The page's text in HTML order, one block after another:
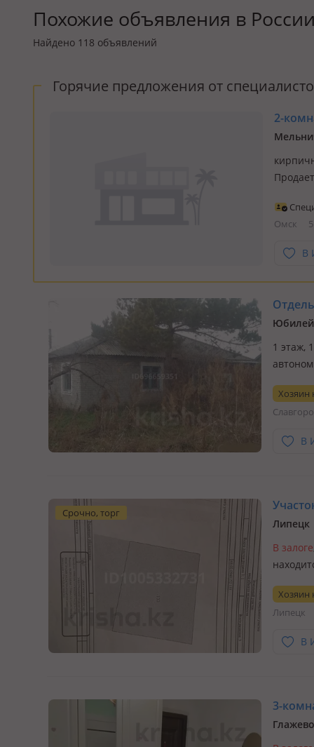
Похожие объявления в России
Найдено 118 объявлений
Горячие предложения от
2-
делать
Омск
В
1 этаж,
Хозяин
В
Срочно, торг
Липецк
В залоге
Хозяин
Липецк
В
3-